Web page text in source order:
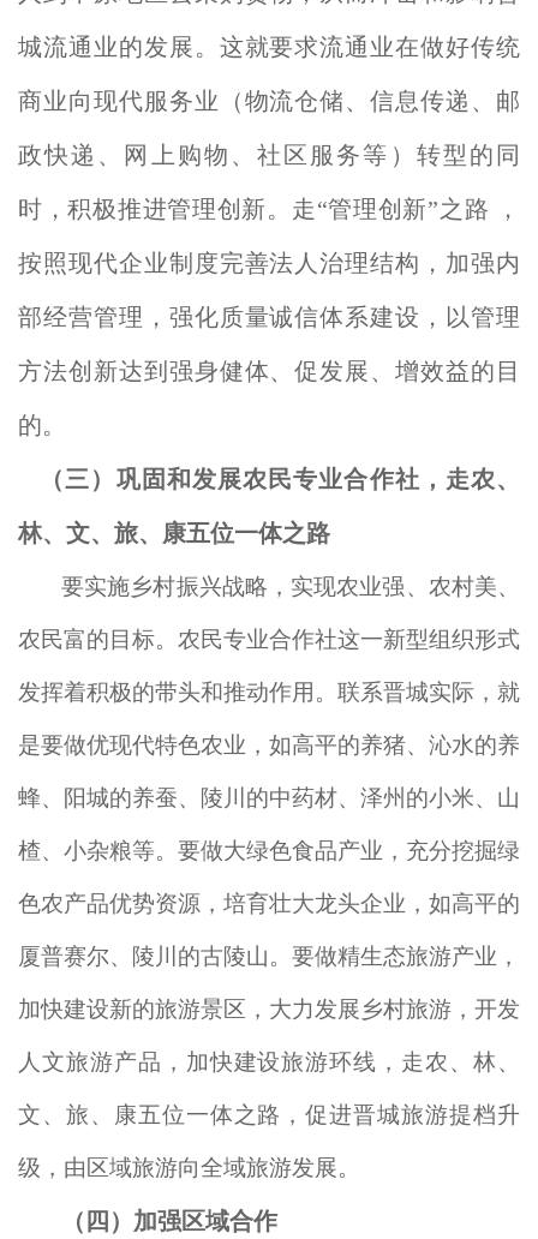
城流通业的发展。这就要求流通业在做好传统
商业向现代服务业（物流仓储、信息传递、邮
政快递、网上购物、社区服务等）转型的同
时，积极推进管理创新。走“管理创新”之路 ，
按照现代企业制度完善法人治理结构，加强内
部经营管理，强化质量诚信体系建设，以管理
方法创新达到强身健体、促发展、增效益的目
的。
（三）巩固和发展农民专业合作社，走农、
林、文、旅、康五位一体之路
要实施乡村振兴战略，实现农业强、农村美、
农民富的目标。农民专业合作社这一新型组织形式
发挥着积极的带头和推动作用。联系晋城实际，就
是要做优现代特色农业，如高平的养猪、沁水的养
蜂、阳城的养蚕、陵川的中药材、泽州的小米、山
楂、小杂粮等。要做大绿色食品产业，充分挖掘绿
色农产品优势资源，培育壮大龙头企业，如高平的
厦普赛尔、陵川的古陵山。要做精生态旅游产业，
加快建设新的旅游景区，大力发展乡村旅游，开发
人文旅游产品，加快建设旅游环线，走农、林、
文、旅、康五位一体之路，促进晋城旅游提档升
级，由区域旅游向全域旅游发展。
（四）加强区域合作